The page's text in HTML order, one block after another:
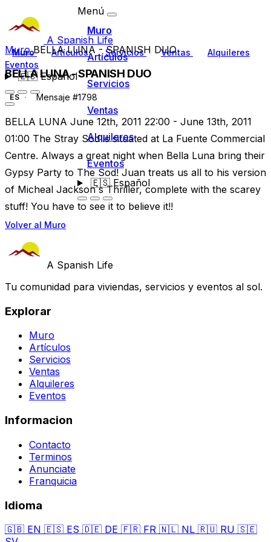
A Spanish Life
Muro Artículos Servicios Ventas
Alquileres
Eventos
🇪🇸Español
Menú
Muro
Artículos
Servicios
Ventas
Alquileres
Eventos
🇪🇸Español
MuroBELLA LUNA - SPANISH DUO
BELLA LUNA - SPANISH DUO
ES Mensaje #1798
BELLA LUNA June 12th, 2011 22:00 - June 13th, 2011
01:00 The Stray Sod is situated at La Fuente Commercial
Centre. Always a great night when Bella Luna bring their
Gypsy Party to The Sod! Juan treats us all to his version
of Micheal Jackson´s Thriller, complete with the scarey
stuff! You have to see it to believe it!!
Volver al Muro
A Spanish Life
Tu comunidad para viviendas, servicios y eventos al sol.
Explorar
Muro
Artículos
Servicios
Ventas
Alquileres
Eventos
Informacion
Contacto
Terminos
Anunciate
Franquicia
Idioma
🇬🇧 EN 🇪🇸 ES 🇩🇪 DE 🇫🇷 FR 🇳🇱 NL 🇷🇺 RU 🇸🇪